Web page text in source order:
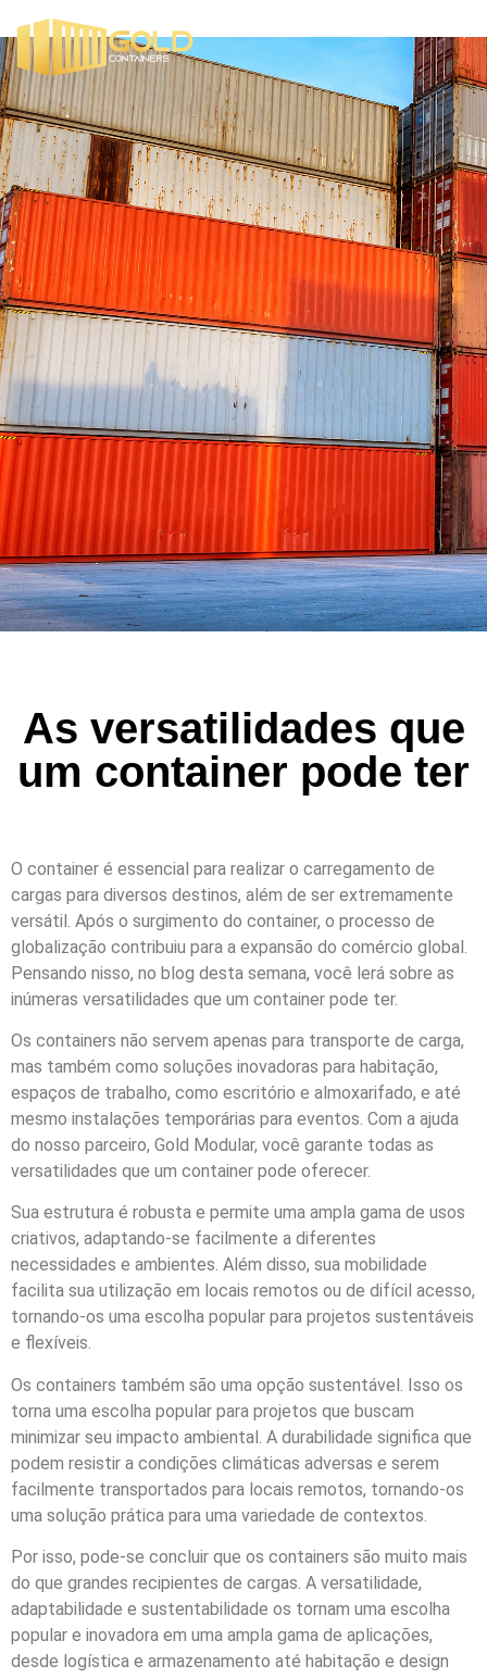
As versatilidades que
um container pode ter
O container é essencial para realizar o carregamento de
cargas para diversos destinos, além de ser extremamente
versátil. Após o surgimento do container, o processo de
globalização contribuiu para a expansão do comércio global.
Pensando nisso, no blog desta semana, você lerá sobre as
inúmeras versatilidades que um container pode ter.
Os containers não servem apenas para transporte de carga,
mas também como soluções inovadoras para habitação,
espaços de trabalho, como escritório e almoxarifado, e até
mesmo instalações temporárias para eventos. Com a ajuda
do nosso parceiro, Gold Modular, você garante todas as
versatilidades que um container pode oferecer.
Sua estrutura é robusta e permite uma ampla gama de usos
criativos, adaptando-se facilmente a diferentes
necessidades e ambientes. Além disso, sua mobilidade
facilita sua utilização em locais remotos ou de difícil acesso,
tornando-os uma escolha popular para projetos sustentáveis
e flexíveis.
Os containers também são uma opção sustentável. Isso os
torna uma escolha popular para projetos que buscam
minimizar seu impacto ambiental. A durabilidade significa que
podem resistir a condições climáticas adversas e serem
facilmente transportados para locais remotos, tornando-os
uma solução prática para uma variedade de contextos.
Por isso, pode-se concluir que os containers são muito mais
do que grandes recipientes de cargas. A versatilidade,
adaptabilidade e sustentabilidade os tornam uma escolha
popular e inovadora em uma ampla gama de aplicações,
desde logística e armazenamento até habitação e design